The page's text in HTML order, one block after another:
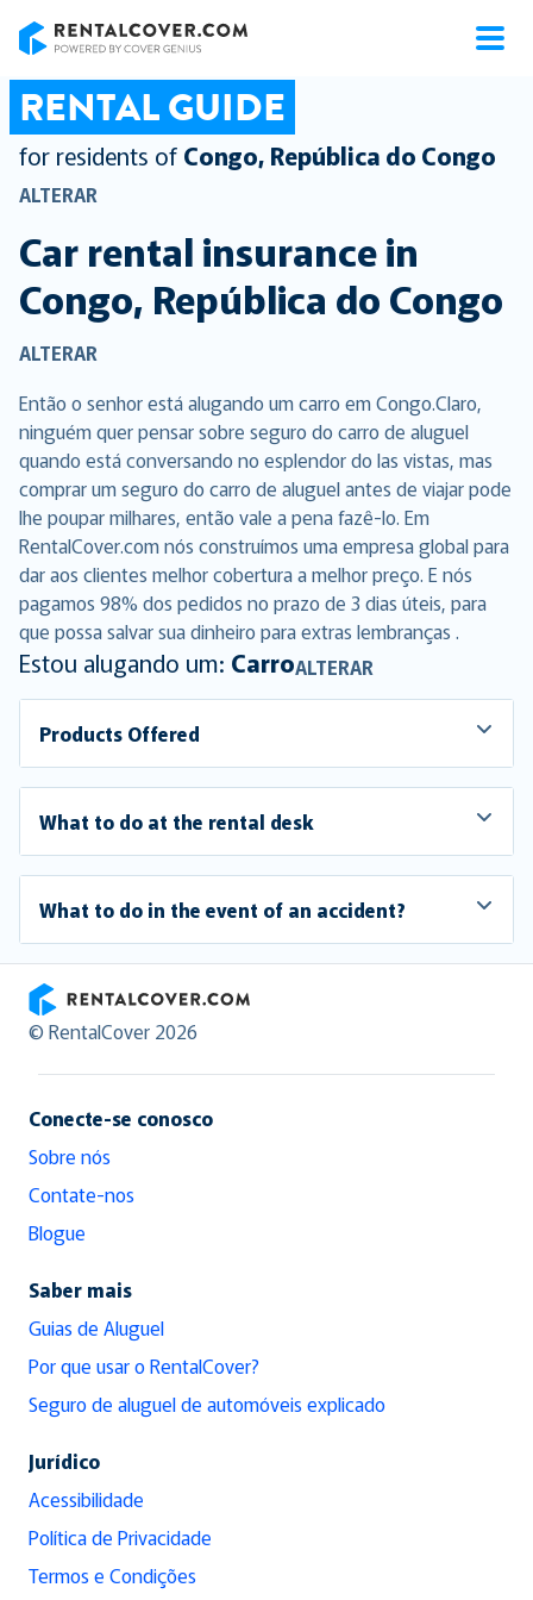
RENTAL GUIDE
for residents of Congo, República do Congo
ALTERAR
Car rental insurance in
Congo, República do Congo
ALTERAR
Então o senhor está alugando um carro em Congo.Claro,
ninguém quer pensar sobre seguro do carro de aluguel
quando está conversando no esplendor do las vistas, mas
comprar um seguro do carro de aluguel antes de viajar pode
lhe poupar milhares, então vale a pena fazê-lo. Em
RentalCover.com nós construímos uma empresa global para
dar aos clientes melhor cobertura a melhor preço. E nós
pagamos 98% dos pedidos no prazo de 3 dias úteis, para
que possa salvar sua dinheiro para extras lembranças .
Estou alugando um: CarroALTERAR
Products Offered
What to do at the rental desk
What to do in the event of an accident?
RentalCover
© RentalCover 2026
Conecte-se conosco
Sobre nós
Contate-nos
Blogue
Saber mais
Guias de Aluguel
Por que usar o RentalCover?
Seguro de aluguel de automóveis explicado
Jurídico
Acessibilidade
Política de Privacidade
Termos e Condições